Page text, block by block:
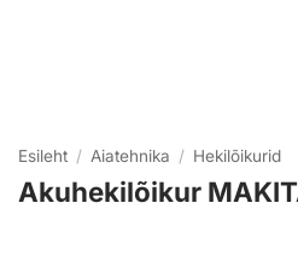
Esileht / Aiatehnika / Hekilõikurid
Akuhekilõikur